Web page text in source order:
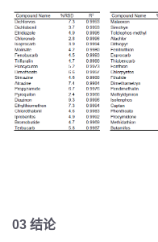
03 结论